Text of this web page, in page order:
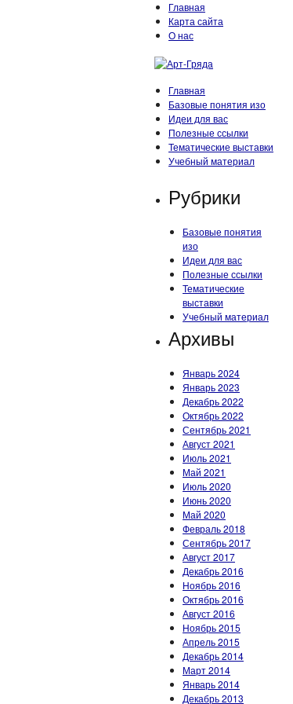
Главная
Карта сайта
О нас
Главная
Базовые понятия изо
Идеи для вас
Полезные ссылки
Тематические выставки
Учебный материал
Рубрики
Базовые понятия
изо
Идеи для вас
Полезные ссылки
Тематические
выставки
Учебный материал
Архивы
Январь 2024
Январь 2023
Декабрь 2022
Октябрь 2022
Сентябрь 2021
Август 2021
Июль 2021
Май 2021
Июль 2020
Июнь 2020
Май 2020
Февраль 2018
Сентябрь 2017
Август 2017
Декабрь 2016
Ноябрь 2016
Октябрь 2016
Август 2016
Ноябрь 2015
Апрель 2015
Декабрь 2014
Март 2014
Январь 2014
Декабрь 2013